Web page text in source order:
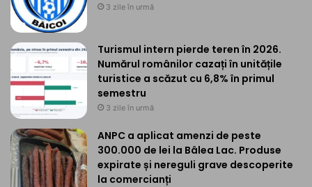
3 zile în urmă
Turismul intern pierde teren în 2026.
Numărul românilor cazați în unitățile
turistice a scăzut cu 6,8% în primul
semestru
3 zile în urmă
ANPC a aplicat amenzi de peste
300.000 de lei la Bâlea Lac. Produse
expirate și nereguli grave descoperite
la comercianți